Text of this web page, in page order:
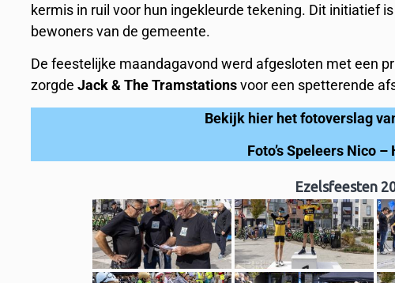
kermis in ruil voor hun ingekleurde tekening. Dit initiatief
bewoners van de gemeente.
De feestelijke maandagavond werd afgesloten met een
zorgdeJack & The Tramstationsvoor een spetterende
Bekijk hier het fotoverslag
Foto’s Speleers Nico –
Ezelsfeesten